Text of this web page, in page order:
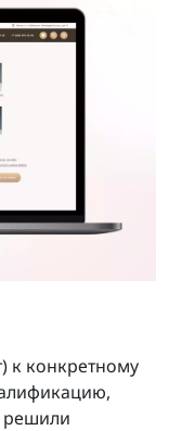
к конкретному
решили